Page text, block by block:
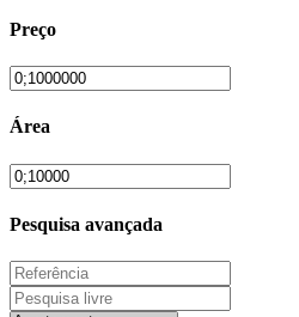
Preço
Área
Pesquisa avançada